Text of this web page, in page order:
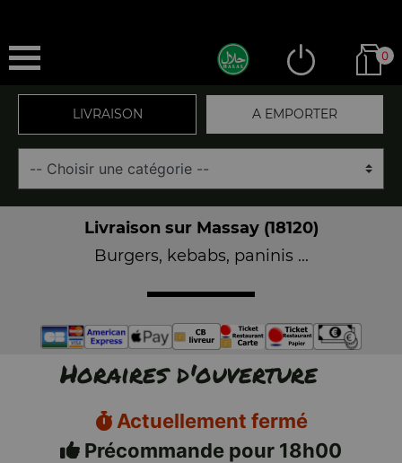
0
LIVRAISON A EMPORTER
Livraison sur Massay (18120)
Burgers, kebabs, paninis ...
Horaires d'ouverture
Actuellement fermé
Précommande pour 18h00